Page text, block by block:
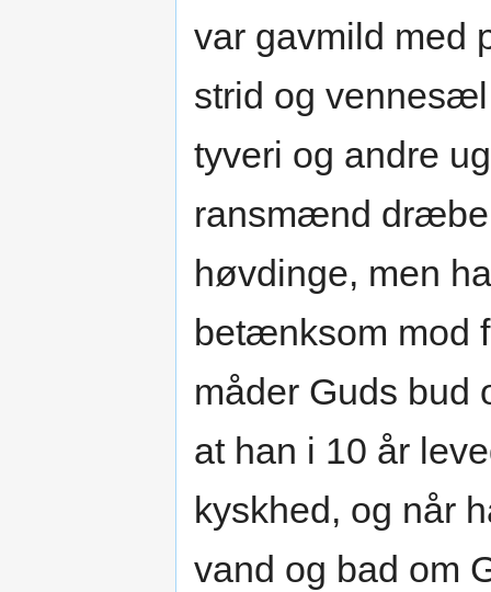
var gavmild med
strid og
tyveri og andre
ransmænd
høvdinge, men
betænksom mod
måder Guds bud
at han i 10 år
kyskhed, og når
vand og bad om